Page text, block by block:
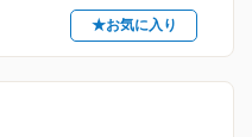
★お気に入り